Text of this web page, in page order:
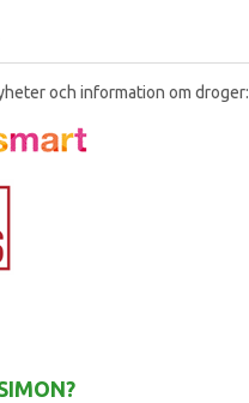
och information om droger: